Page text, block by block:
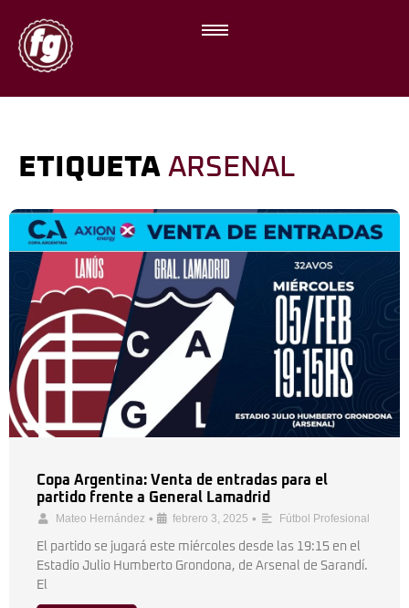
ETIQUETA ARSENAL
Copa Argentina: Venta de entradas para el
partido frente a General Lamadrid
Mateo Hernández • febrero 3, 2025 • Fútbol Profesional
El partido se jugará este miércoles desde las 19:15 en el
Estadio Julio Humberto Grondona, de Arsenal de Sarandí.
El